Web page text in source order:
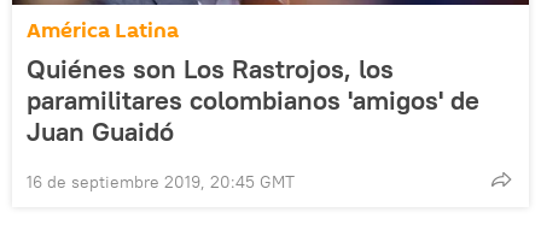
América Latina
Quiénes son Los Rastrojos, los
paramilitares colombianos 'amigos' de
Juan Guaidó
16 de septiembre 2019, 20:45 GMT